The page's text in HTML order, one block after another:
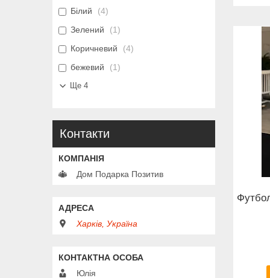
Білий
4
Зелений
1
Коричневий
4
бежевий
1
Ще 4
Контакти
Дом Подарка Позитив
Харків, Україна
Юлія